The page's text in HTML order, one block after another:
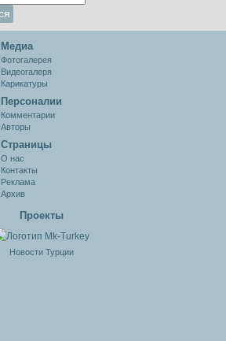
Медиа
Фотогалерея
Видеогалеря
Карикатуры
Персоналии
Комментарии
Авторы
Cтраницы
О нас
Контакты
Реклама
Архив
Проекты
Новости Турции